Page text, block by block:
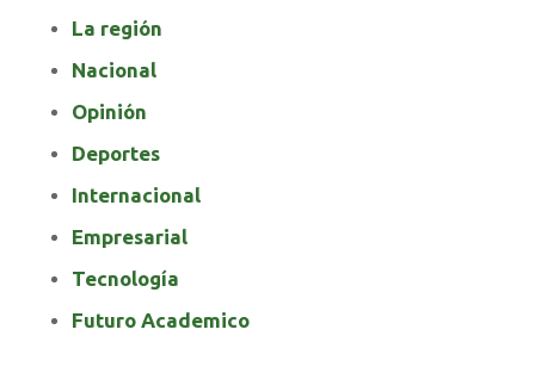
La región
Nacional
Opinión
Deportes
Internacional
Empresarial
Tecnología
Futuro Academico